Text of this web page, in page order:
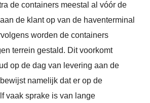
de containers meestal al vóór de
de klant op van de haventerminal
worden de containers
terrein gestald. Dit voorkomt
op de dag van levering aan de
namelijk dat er op de
vaak sprake is van lange